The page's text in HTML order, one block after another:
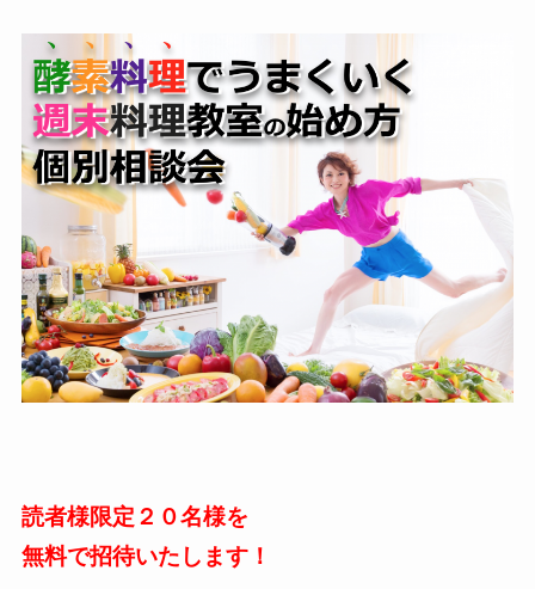
読者様限定２０名様を
無料で招待いたします！